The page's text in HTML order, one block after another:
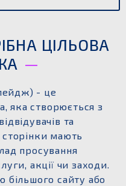
ЦІЛЬОВА
- це
яка створюється з
та
сторінки мають
просування
акції чи заходи.
сайту або